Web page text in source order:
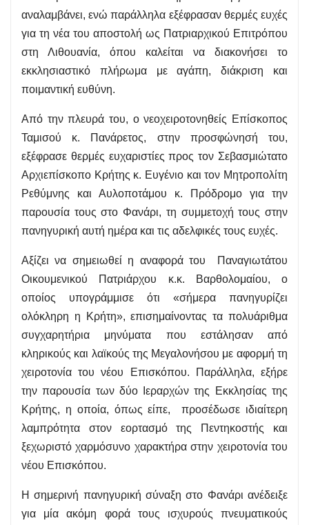
αναλαμβάνει, ενώ παράλληλα εξέφρασαν θερμές ευχές
για τη νέα του αποστολή ως Πατριαρχικού Επιτρόπου
στη Λιθουανία, όπου καλείται να διακονήσει το
εκκλησιαστικό πλήρωμα με αγάπη, διάκριση και
ποιμαντική ευθύνη.
Από την πλευρά του, ο νεοχειροτονηθείς Επίσκοπος
Ταμισού κ. Πανάρετος, στην προσφώνησή του,
εξέφρασε θερμές ευχαριστίες προς τον Σεβασμιώτατο
Αρχιεπίσκοπο Κρήτης κ. Ευγένιο και τον Μητροπολίτη
Ρεθύμνης και Αυλοποτάμου κ. Πρόδρομο για την
παρουσία τους στο Φανάρι, τη συμμετοχή τους στην
πανηγυρική αυτή ημέρα και τις αδελφικές τους ευχές.
Αξίζει να σημειωθεί η αναφορά του Παναγιωτάτου
Οικουμενικού Πατριάρχου κ.κ. Βαρθολομαίου, ο
οποίος υπογράμμισε ότι «σήμερα πανηγυρίζει
ολόκληρη η Κρήτη», επισημαίνοντας τα πολυάριθμα
συγχαρητήρια μηνύματα που εστάλησαν από
κληρικούς και λαϊκούς της Μεγαλονήσου με αφορμή τη
χειροτονία του νέου Επισκόπου. Παράλληλα, εξήρε
την παρουσία των δύο Ιεραρχών της Εκκλησίας της
Κρήτης, η οποία, όπως είπε, προσέδωσε ιδιαίτερη
λαμπρότητα στον εορτασμό της Πεντηκοστής και
ξεχωριστό χαρμόσυνο χαρακτήρα στην χειροτονία του
νέου Επισκόπου.
Η σημερινή πανηγυρική σύναξη στο Φανάρι ανέδειξε
για μία ακόμη φορά τους ισχυρούς πνευματικούς